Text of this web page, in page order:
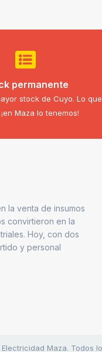
permanente
stock de Cuyo. Lo que
Maza lo tenemos!
la venta de insumos
convirtieron en la
Hoy, con dos
y personal
Maza. Todos